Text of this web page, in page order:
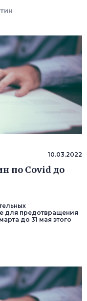
10.03.2022
по Covid до
для предотвращения
до 31 мая этого